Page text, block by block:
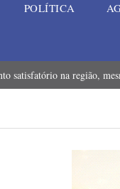
POLÍTICA
satisfatório na região,